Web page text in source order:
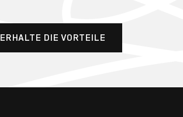
ERHALTE DIE VORTEILE